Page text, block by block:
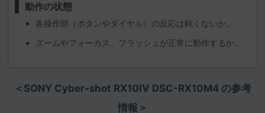
動作の状態
各操作部（ボタンやダイヤル）の反応は鈍くないか。
ズームやフォーカス、フラッシュが正常に動作するか。
＜SONY Cyber-shot RX10IV DSC-RX10M4 の参考
情報＞